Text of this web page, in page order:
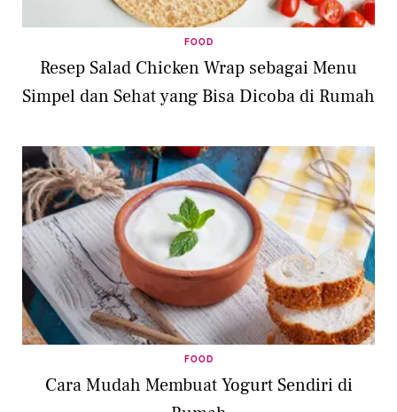
FOOD
Resep Salad Chicken Wrap sebagai Menu
Simpel dan Sehat yang Bisa Dicoba di Rumah
FOOD
Cara Mudah Membuat Yogurt Sendiri di